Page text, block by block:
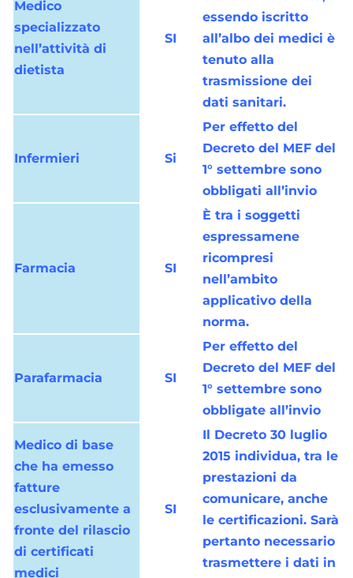
Medico
specializzato
nell’attività di
dietista
SI
essendo iscritto
all’albo dei medici è
tenuto alla
trasmissione dei
dati sanitari.
Infermieri Si
Per effetto del
Decreto del MEF del
1° settembre sono
obbligati all’invio
Farmacia SI
È tra i soggetti
espressamene
ricompresi
nell’ambito
applicativo della
norma.
Parafarmacia SI
Per effetto del
Decreto del MEF del
1° settembre sono
obbligate all’invio
Medico di base
che ha emesso
fatture
esclusivamente a
fronte del rilascio
di certificati
medici
SI
Il Decreto 30 luglio
2015 individua, tra le
prestazioni da
comunicare, anche
le certificazioni. Sarà
pertanto necessario
trasmettere i dati in